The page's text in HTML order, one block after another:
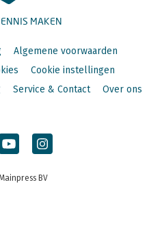
MAKEN
Algemene voorwaarden
Cookie instellingen
Service & Contact Over ons
BV